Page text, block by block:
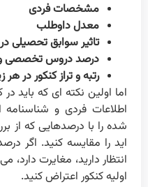
مشخصات فردی
معدل داوطلب
تاثیر سوابق تحصیلی
درصد دروس تخصصی
رتبه و تراز کنکور در هر
اما اولین نکته ای که باید
اطلاعات فردی و
شده را با درصدهایی که از
اید را مقایسه کنید. اگر
انتظار دارید، مغایرت
اولیه کنکور اعتراض کنید.